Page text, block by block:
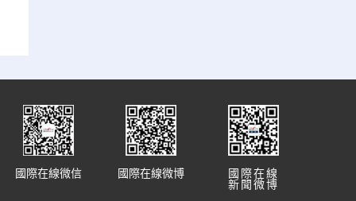
國際在線
新聞微博
國際在線微博
國際在線微信